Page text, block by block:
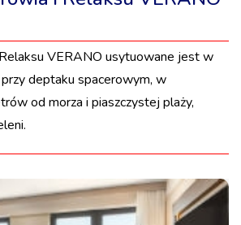
VERANO usytuowane jest w
deptaku spacerowym, w
od morza i piaszczystej plaży,